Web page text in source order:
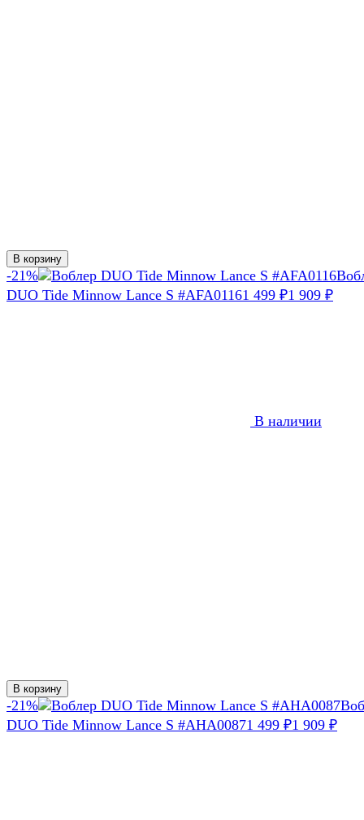
В корзину
-21%
DUO Tide Minnow Lance S #AFA01161 499 ₽1 909 ₽
В наличии
В корзину
-21%
DUO Tide Minnow Lance S #AHA00871 499 ₽1 909 ₽